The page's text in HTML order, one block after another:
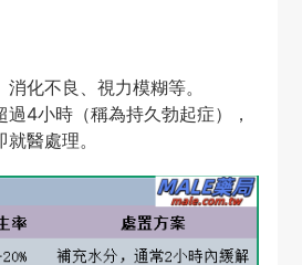
化不良、視力模糊等。
4小時（稱為持久勃起症），
醫處理。